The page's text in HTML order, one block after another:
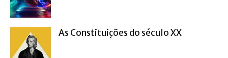
As Constituições do século XX